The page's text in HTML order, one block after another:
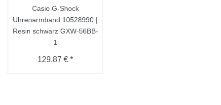
Casio G-Shock
Uhrenarmband 10528990 |
Resin schwarz GXW-56BB-
1
129,87 € *